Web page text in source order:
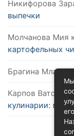
Никифорова
выпечки
Молчанова Мия
картофельных
Брагина Младак
Карпов Ватслав
кулинарии: